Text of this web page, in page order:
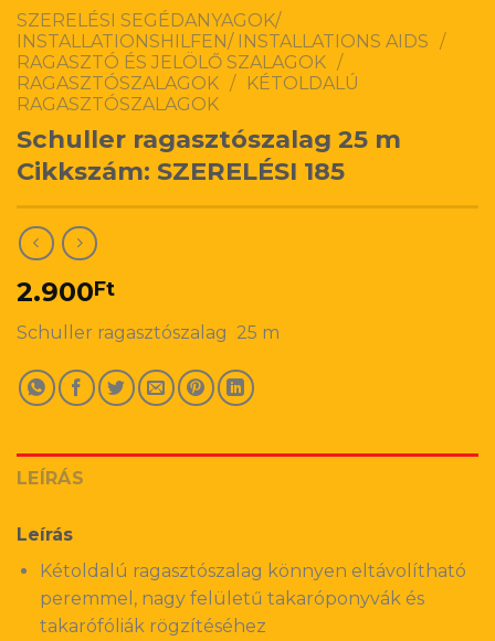
SZERELÉSI SEGÉDANYAGOK/
INSTALLATIONSHILFEN/ INSTALLATIONS AIDS /
RAGASZTÓ ÉS JELÖLŐ SZALAGOK /
RAGASZTÓSZALAGOK /
KÉTOLDALÚ
RAGASZTÓSZALAGOK
Schuller ragasztószalag 25 m
Cikkszám: SZERELÉSI 185
2.900Ft
Schuller ragasztószalag 25 m
LEÍRÁS
Leírás
Kétoldalú ragasztószalag könnyen eltávolítható
peremmel, nagy felületű takaróponyvák és
takarófóliák rögzítéséhez